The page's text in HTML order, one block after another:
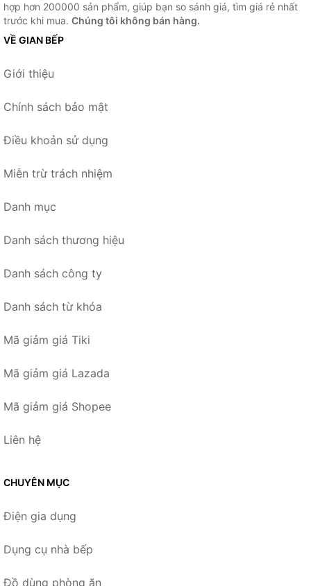
hợp hơn 200000 sản phẩm, giúp bạn so sánh giá, tìm giá rẻ nhất
trước khi mua. Chúng tôi không bán hàng.
VỀ GIAN BẾP
Giới thiệu
Chính sách bảo mật
Điều khoản sử dụng
Miễn trừ trách nhiệm
Danh mục
Danh sách thương hiệu
Danh sách công ty
Danh sách từ khóa
Mã giảm giá Tiki
Mã giảm giá Lazada
Mã giảm giá Shopee
Liên hệ
CHUYÊN MỤC
Điện gia dụng
Dụng cụ nhà bếp
Đồ dùng phòng ăn